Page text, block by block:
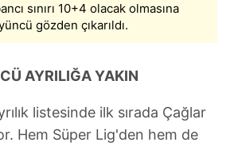
sınırı 10+4 olacak olmasına
gözden çıkarıldı.
AYRILIĞA YAKIN
listesinde ilk sırada Çağlar
Hem Süper Lig'den hem de